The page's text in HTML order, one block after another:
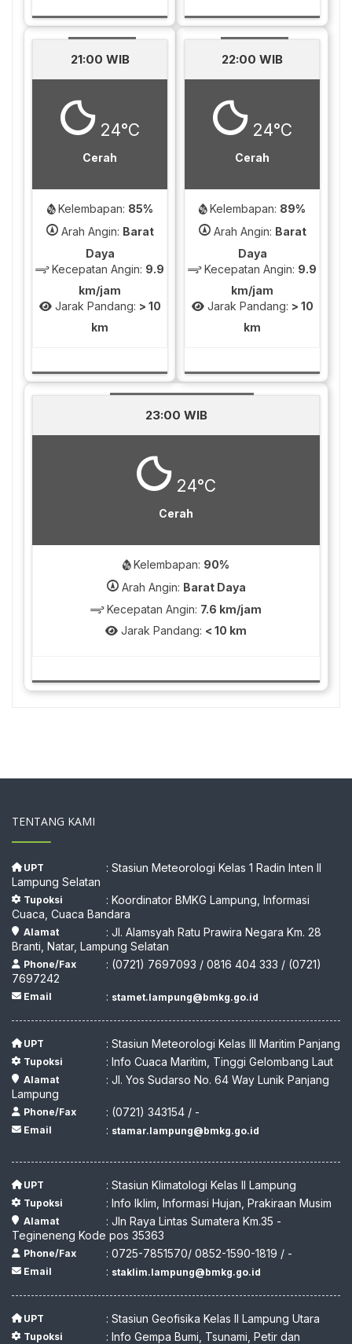
21:00 WIB
24°C
Cerah
Kelembapan: 85%
Arah Angin: Barat
Daya
Kecepatan Angin: 9.9
km/jam
Jarak Pandang: > 10
km
22:00 WIB
24°C
Cerah
Kelembapan: 89%
Arah Angin: Barat
Daya
Kecepatan Angin: 9.9
km/jam
Jarak Pandang: > 10
km
23:00 WIB
24°C
Cerah
Kelembapan: 90%
Arah Angin: Barat Daya
Kecepatan Angin: 7.6 km/jam
Jarak Pandang: < 10 km
TENTANG KAMI
UPT
: Stasiun Meteorologi Kelas 1 Radin Inten II
Lampung Selatan
Tupoksi
: Koordinator BMKG Lampung, Informasi
Cuaca, Cuaca Bandara
Alamat
: Jl. Alamsyah Ratu Prawira Negara Km. 28
Branti, Natar, Lampung Selatan
Phone/Fax
: (0721) 7697093 / 0816 404 333 / (0721)
7697242
Email : stamet.lampung@bmkg.go.id
UPT : Stasiun Meteorologi Kelas III Maritim Panjang
Tupoksi : Info Cuaca Maritim, Tinggi Gelombang Laut
Alamat
: Jl. Yos Sudarso No. 64 Way Lunik Panjang
Lampung
Phone/Fax : (0721) 343154 / -
Email : stamar.lampung@bmkg.go.id
UPT : Stasiun Klimatologi Kelas II Lampung
Tupoksi : Info Iklim, Informasi Hujan, Prakiraan Musim
Alamat
: Jln Raya Lintas Sumatera Km.35 -
Tegineneng Kode pos 35363
Phone/Fax : 0725-7851570/ 0852-1590-1819 / -
Email : staklim.lampung@bmkg.go.id
UPT : Stasiun Geofisika Kelas II Lampung Utara
Tupoksi : Info Gempa Bumi, Tsunami, Petir dan